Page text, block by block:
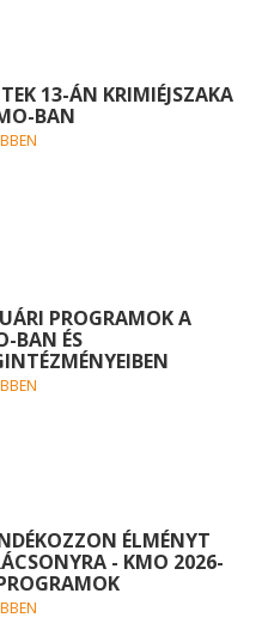
13-ÁN KRIMIÉJSZAKA
BAN
PROGRAMOK A
BAN ÉS
ÉLMÉNYT
- KMO 2026-